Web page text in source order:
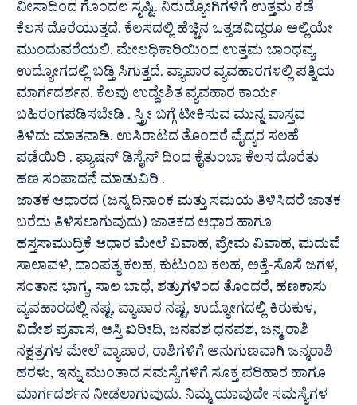
ವೀಸಾದಿಂದ ಗೊಂದಲ ಸೃಷ್ಟಿ. ನಿರುದ್ಯೋಗಿಗಳಿಗೆ ಉತ್ತಮ ಕಡೆ
ಕೆಲಸ ದೊರೆಯುತ್ತದೆ. ಕೆಲಸದಲ್ಲಿ ಹೆಚ್ಚಿನ ಒತ್ತಡವಿದ್ದರೂ ಅಲ್ಲಿಯೇ
ಮುಂದುವರೆಯಲಿ. ಮೇಲಧಿಕಾರಿಯಿಂದ ಉತ್ತಮ ಬಾಂಧವ್ಯ,
ಉದ್ಯೋಗದಲ್ಲಿ ಬಡ್ತಿ ಸಿಗುತ್ತದೆ. ವ್ಯಾಪಾರ ವ್ಯವಹಾರಗಳಲ್ಲಿ ಪತ್ನಿಯ
ಮಾರ್ಗದರ್ಶನ. ಕೆಲವು ಉದ್ದೇಶಿತ ವ್ಯವಹಾರ ಕಾರ್ಯ
ಬಹಿರಂಗಪಡಿಸಬೇಡಿ . ಸ್ತ್ರೀ ಬಗ್ಗೆ ಟೀಕಿಸುವ ಮುನ್ನ ವಾಸ್ತವ
ತಿಳಿದು ಮಾತನಾಡಿ. ಉಸಿರಾಟದ ತೊಂದರೆ ವೈದ್ಯರ ಸಲಹೆ
ಪಡೆಯಿರಿ . ಫ್ಯಾಷನ್ ಡಿಸೈನ್ ದಿಂದ ಕೈತುಂಬಾ ಕೆಲಸ ದೊರೆತು
ಹಣ ಸಂಪಾದನೆ ಮಾಡುವಿರಿ .
ಜಾತಕ ಆಧಾರದ (ಜನ್ಮ ದಿನಾಂಕ ಮತ್ತು ಸಮಯ ತಿಳಿಸಿದರೆ ಜಾತಕ
ಬರೆದು ತಿಳಿಸಲಾಗುವುದು) ಜಾತಕದ ಆಧಾರ ಹಾಗೂ
ಹಸ್ತಸಾಮುದ್ರಿಕೆ ಆಧಾರ ಮೇಲೆ ವಿವಾಹ, ಪ್ರೇಮ ವಿವಾಹ, ಮದುವೆ
ಸಾಲಾವಳಿ, ದಾಂಪತ್ಯ ಕಲಹ, ಕುಟುಂಬ ಕಲಹ, ಅತ್ತೆ-ಸೊಸೆ ಜಗಳ,
ಸಂತಾನ ಭಾಗ್ಯ, ಸಾಲ ಬಾಧೆ, ಶತ್ರುಗಳಿಂದ ತೊಂದರೆ, ಹಣಕಾಸು
ವ್ಯವಹಾರದಲ್ಲಿ ನಷ್ಟ, ವ್ಯಾಪಾರ ನಷ್ಟ, ಉದ್ಯೋಗದಲ್ಲಿ ಕಿರುಕುಳ,
ವಿದೇಶ ಪ್ರವಾಸ, ಆಸ್ತಿ ಖರೀದಿ, ಜನವಶ ಧನವಶ, ಜನ್ಮ ರಾಶಿ
ನಕ್ಷತ್ರಗಳ ಮೇಲೆ ವ್ಯಾಪಾರ, ರಾಶಿಗಳಿಗೆ ಅನುಗುಣವಾಗಿ ಜನ್ಮರಾಶಿ
ಹರಳು, ಇನ್ನು ಮುಂತಾದ ಸಮಸ್ಯೆಗಳಿಗೆ ಸೂಕ್ತ ಪರಿಹಾರ ಹಾಗೂ
ಮಾರ್ಗದರ್ಶನ ನೀಡಲಾಗುವುದು. ನಿಮ್ಮ ಯಾವುದೇ ಸಮಸ್ಯೆಗಳ